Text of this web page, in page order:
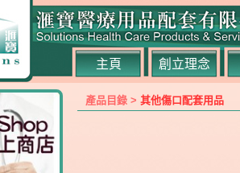
主頁 創立理念
產品目錄 > 其他傷口配套用品